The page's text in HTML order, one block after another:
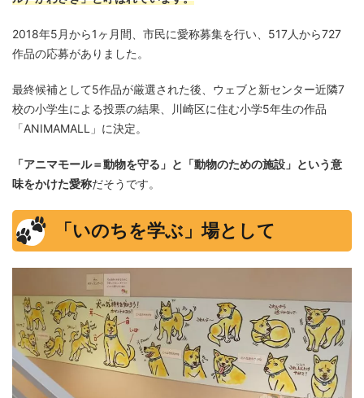
2018年5月から1ヶ月間、市民に愛称募集を行い、517人から727
作品の応募がありました。
最終候補として5作品が厳選された後、ウェブと新センター近隣7
校の小学生による投票の結果、川崎区に住む小学5年生の作品
「ANIMAMALL」に決定。
「アニマモール＝動物を守る」と「動物のための施設」という意
味をかけた愛称だそうです。
「いのちを学ぶ」場として